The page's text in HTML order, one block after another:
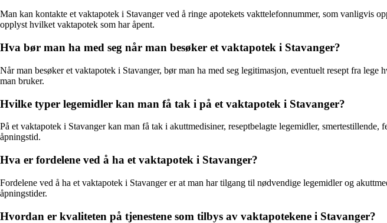
Man kan kontakte et vaktapotek i Stavanger ved å ringe apotekets vakttelefonnummer, som vanligvis
opplyst hvilket vaktapotek som har åpent.
Hva bør man ha med seg når man besøker et vaktapotek i Stavanger?
Når man besøker et vaktapotek i Stavanger, bør man ha med seg legitimasjon, eventuelt resept fra
man bruker.
Hvilke typer legemidler kan man få tak i på et vaktapotek i Stavanger?
På et vaktapotek i Stavanger kan man få tak i akuttmedisiner, reseptbelagte legemidler,
åpningstid.
Hva er fordelene ved å ha et vaktapotek i Stavanger?
Fordelene ved å ha et vaktapotek i Stavanger er at man har tilgang til nødvendige legemidler og
åpningstider.
Hvordan er kvaliteten på tjenestene som tilbys av vaktapotekene i Stavanger?